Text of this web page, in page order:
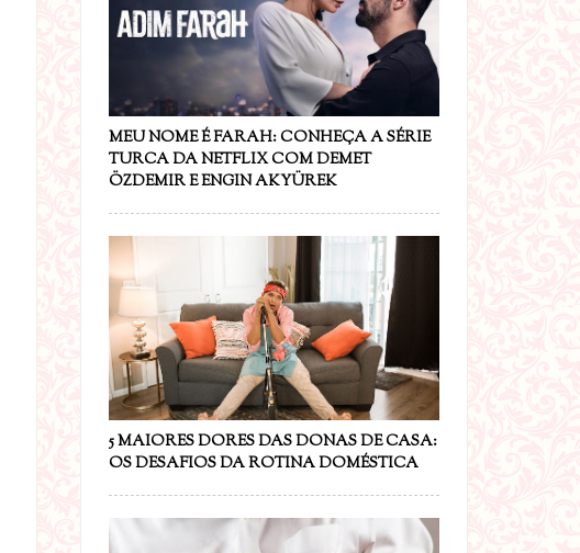
MEU NOME É FARAH: CONHEÇA A SÉRIE
TURCA DA NETFLIX COM DEMET
ÖZDEMIR E ENGIN AKYÜREK
5 MAIORES DORES DAS DONAS DE CASA:
OS DESAFIOS DA ROTINA DOMÉSTICA